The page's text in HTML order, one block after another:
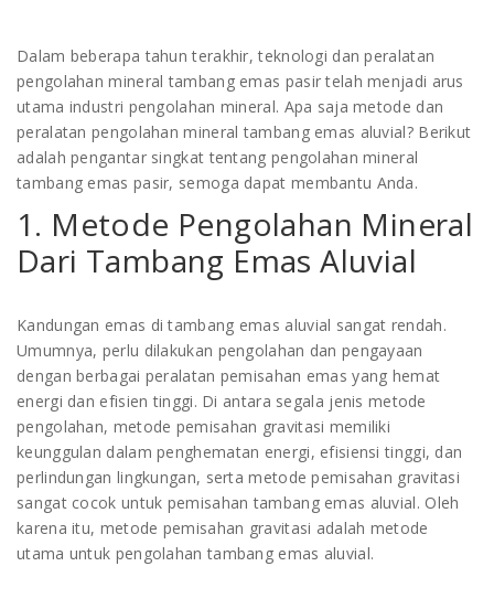
Dalam beberapa tahun terakhir, teknologi dan peralatan
pengolahan mineral tambang emas pasir telah menjadi arus
utama industri pengolahan mineral. Apa saja metode dan
peralatan pengolahan mineral tambang emas aluvial? Berikut
adalah pengantar singkat tentang pengolahan mineral
tambang emas pasir, semoga dapat membantu Anda.
1. Metode Pengolahan Mineral
Dari Tambang Emas Aluvial
Kandungan emas di tambang emas aluvial sangat rendah.
Umumnya, perlu dilakukan pengolahan dan pengayaan
dengan berbagai peralatan pemisahan emas yang hemat
energi dan efisien tinggi. Di antara segala jenis metode
pengolahan, metode pemisahan gravitasi memiliki
keunggulan dalam penghematan energi, efisiensi tinggi, dan
perlindungan lingkungan, serta metode pemisahan gravitasi
sangat cocok untuk pemisahan tambang emas aluvial. Oleh
karena itu, metode pemisahan gravitasi adalah metode
utama untuk pengolahan tambang emas aluvial.